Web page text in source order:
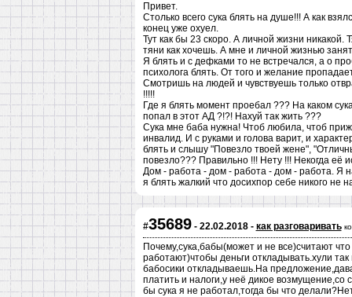
Привет.
Столько всего сука блять на душе!!! А как
конец уже охуел.
Тут как бы 23 скоро. А личной жизни никакой.
тяни как хочешь. А мне и личной жизнью
Я блять и с дефками то не встречался, а о
психолога блять. От того и желание
Смотришь на людей и чувствуешь только
!!!!!
Где я блять момент проебал ??? На каком
попал в этот АД ?!?! Нахуй так жить ???
Сука мне баба нужна! Чтоб любила, чтоб
инвалид. И с руками и голова варит, и
блять и слышу "Повезло твоей жене",
повезло??? Правильно !!! Нету !!! Некогда её
Дом - работа - дом - работа - дом - работа. Я
я блять жалкий что досихпор себе никого не
#35689- 22.02.2018 - как разговаривать
Почему,сука,бабы(может и не все)считают
работают)чтобы деньги откладывать.хули
бабосики откладываешь.На
платить и налоги,у неё дикое
бы сука я не работал,тогда бы что